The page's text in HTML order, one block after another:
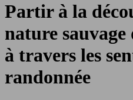
Partir à la
nature
à travers les
randonnée